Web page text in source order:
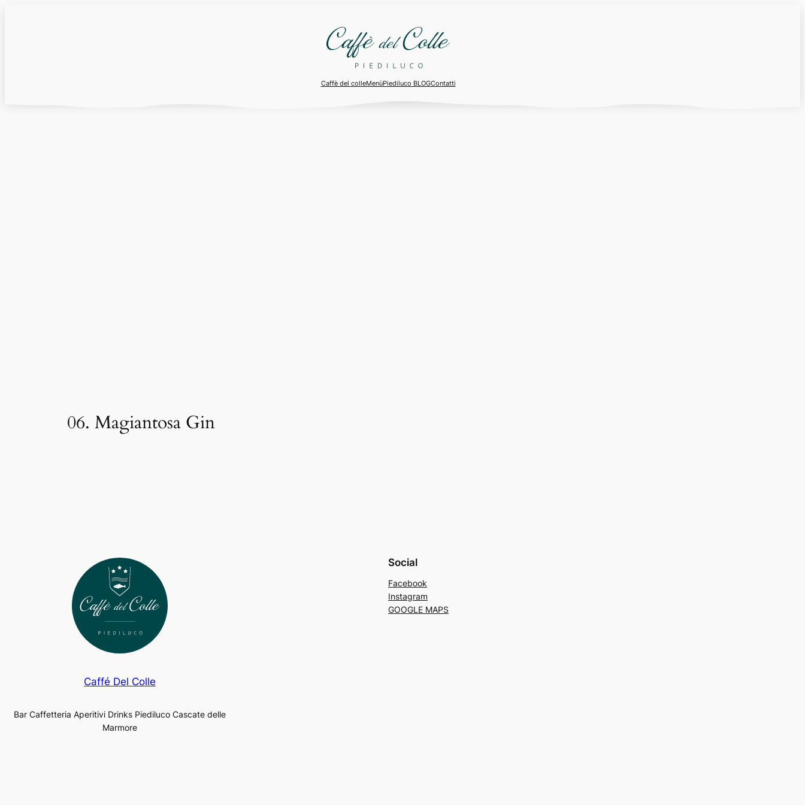
Caffè del colleMenùPiediluco BLOGContatti
06. Magiantosa Gin
Caffé Del Colle
Bar Caffetteria Aperitivi Drinks Piediluco Cascate delle
Marmore
Social
Facebook
Instagram
GOOGLE MAPS